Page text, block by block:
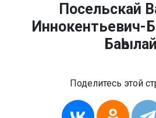
Посельскай
Иннокентьевич-
Баһылай
Поделитесь этой